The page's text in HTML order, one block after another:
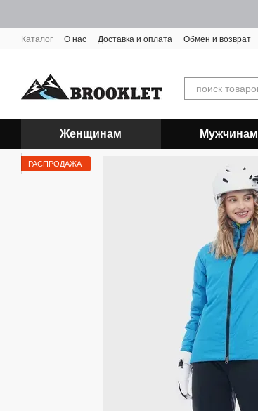
Каталог О нас Доставка и оплата Обмен и возврат
Женщинам Мужчинам
РАСПРОДАЖА